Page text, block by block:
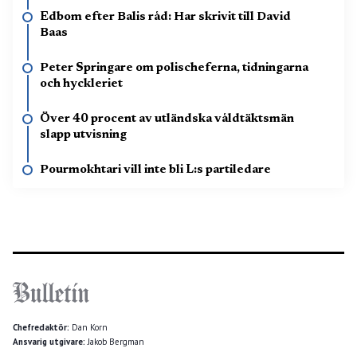
Edbom efter Balis råd: Har skrivit till David
Baas
Peter Springare om polischeferna, tidningarna
och hyckleriet
Över 40 procent av utländska våldtäktsmän
slapp utvisning
Pourmokhtari vill inte bli L:s partiledare
Chefredaktör: Dan Korn
Ansvarig utgivare: Jakob Bergman